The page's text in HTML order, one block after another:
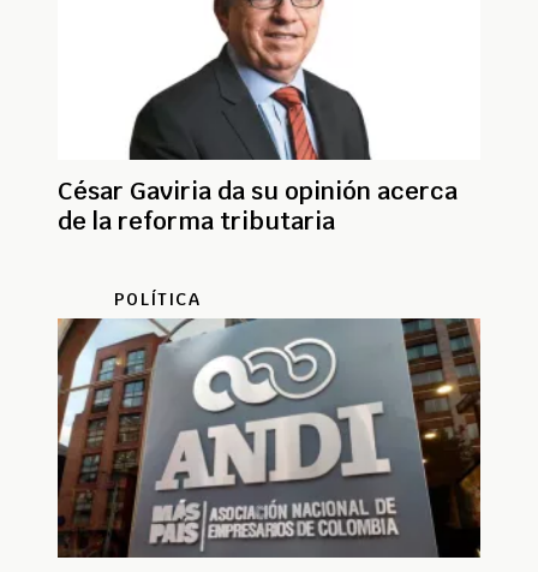
César Gaviria da su opinión acerca
de la reforma tributaria
POLÍTICA